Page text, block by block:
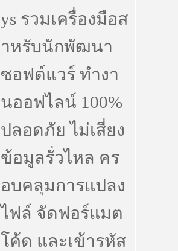
ys รวมเครื่องมือส
ำหรับนักพัฒนา
ซอฟต์แวร์ ทำงา
นออฟไลน์ 100%
ปลอดภัย ไม่เสี่ยง
ข้อมูลรั่วไหล คร
อบคลุมการแปลง
ไฟล์ จัดฟอร์แมต
โค้ด และเข้ารหัส